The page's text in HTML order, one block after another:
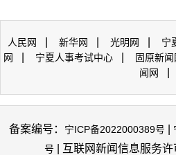
人民网 新华网 光明网 宁
网
宁夏人事考试中心 固原新闻
闻网
备案编号： 宁ICP备2022000389号
号 | 互联网新闻信息服务